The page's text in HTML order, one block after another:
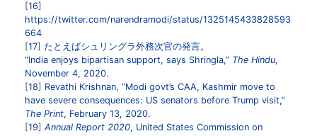
16
https://twitter.com/narendramodi/status/1325145433828593
664
17
たとえばシュリングラ外務次官の発言。
“India enjoys bipartisan support, says Shringla,” The Hindu,
November 4, 2020.
18
Revathi Krishnan, “Modi govt’s CAA, Kashmir move to
have severe consequences: US senators before Trump visit,”
The Print, February 13, 2020.
19 Annual Report 2020, United States Commission on